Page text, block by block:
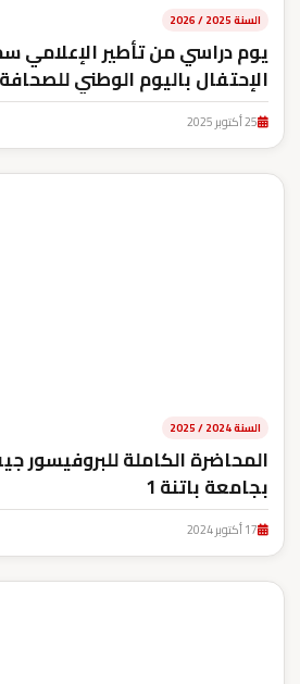
السنة 2025 / 2026
يوم دراسي من تأطير الإعلامي
الإحتفال باليوم الوطني للصحافة
25 أكتوبر 2025
السنة 2024 / 2025
بجامعة باتنة 1
17 أكتوبر 2024